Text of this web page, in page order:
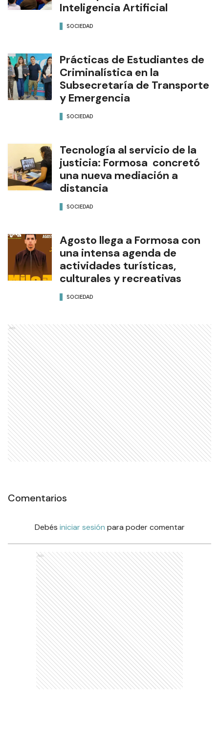
Inteligencia Artificial
SOCIEDAD
Prácticas de Estudiantes de
Criminalística en la
Subsecretaría de Transporte
y Emergencia
SOCIEDAD
Tecnología al servicio de la
justicia: Formosa concretó
una nueva mediación a
distancia
SOCIEDAD
Agosto llega a Formosa con
una intensa agenda de
actividades turísticas,
culturales y recreativas
SOCIEDAD
Ads
Comentarios
Debés iniciar sesión para poder comentar
Ads